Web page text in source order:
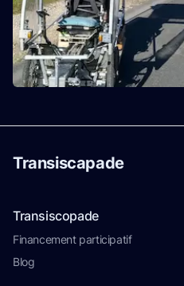
Transiscapade
Transiscopade
Financement participatif
Blog